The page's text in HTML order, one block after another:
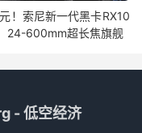
！索尼新一代黑卡RX10
24-600mm超长焦旗舰
- 低空经济